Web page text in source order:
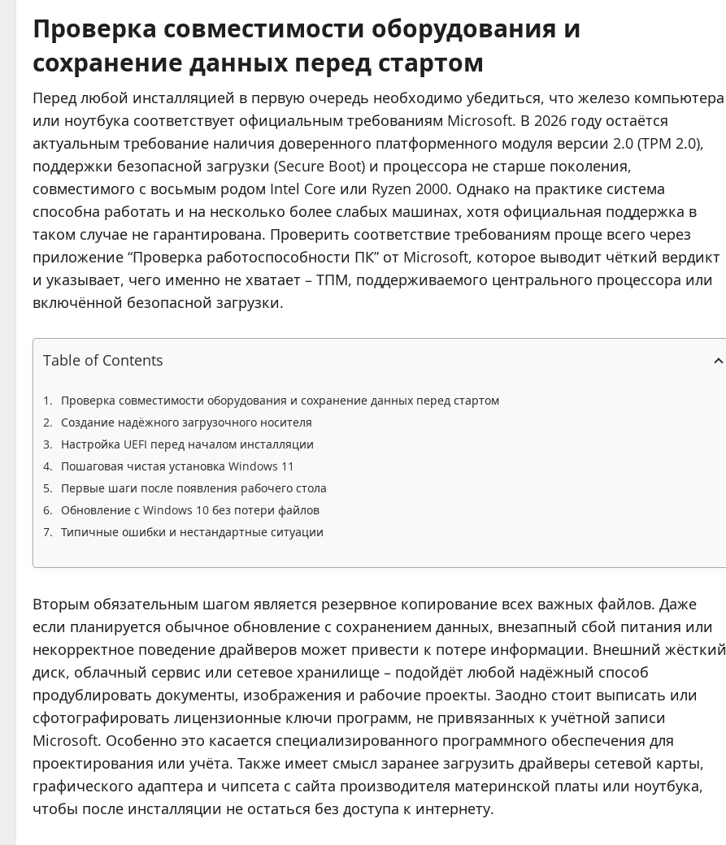
Проверка совместимости оборудования и
сохранение данных перед стартом
Перед любой инсталляцией в первую очередь необходимо убедиться, что железо компьютера
или ноутбука соответствует официальным требованиям Microsoft. В 2026 году остаётся
актуальным требование наличия доверенного платформенного модуля версии 2.0 (TPM 2.0),
поддержки безопасной загрузки (Secure Boot) и процессора не старше поколения,
совместимого с восьмым родом Intel Core или Ryzen 2000. Однако на практике система
способна работать и на несколько более слабых машинах, хотя официальная поддержка в
таком случае не гарантирована. Проверить соответствие требованиям проще всего через
приложение “Проверка работоспособности ПК” от Microsoft, которое выводит чёткий вердикт
и указывает, чего именно не хватает – ТПМ, поддерживаемого центрального процессора или
включённой безопасной загрузки.
Table of Contents
Проверка совместимости оборудования и сохранение данных перед стартом
Создание надёжного загрузочного носителя
Настройка UEFI перед началом инсталляции
Пошаговая чистая установка Windows 11
Первые шаги после появления рабочего стола
Обновление с Windows 10 без потери файлов
Типичные ошибки и нестандартные ситуации
Вторым обязательным шагом является резервное копирование всех важных файлов. Даже
если планируется обычное обновление с сохранением данных, внезапный сбой питания или
некорректное поведение драйверов может привести к потере информации. Внешний жёсткий
диск, облачный сервис или сетевое хранилище – подойдёт любой надёжный способ
продублировать документы, изображения и рабочие проекты. Заодно стоит выписать или
сфотографировать лицензионные ключи программ, не привязанных к учётной записи
Microsoft. Особенно это касается специализированного программного обеспечения для
проектирования или учёта. Также имеет смысл заранее загрузить драйверы сетевой карты,
графического адаптера и чипсета с сайта производителя материнской платы или ноутбука,
чтобы после инсталляции не остаться без доступа к интернету.